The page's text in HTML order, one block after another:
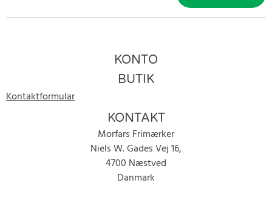
KONTO
BUTIK
Kontaktformular
KONTAKT
Morfars Frimærker
Niels W. Gades Vej 16,
4700 Næstved
Danmark